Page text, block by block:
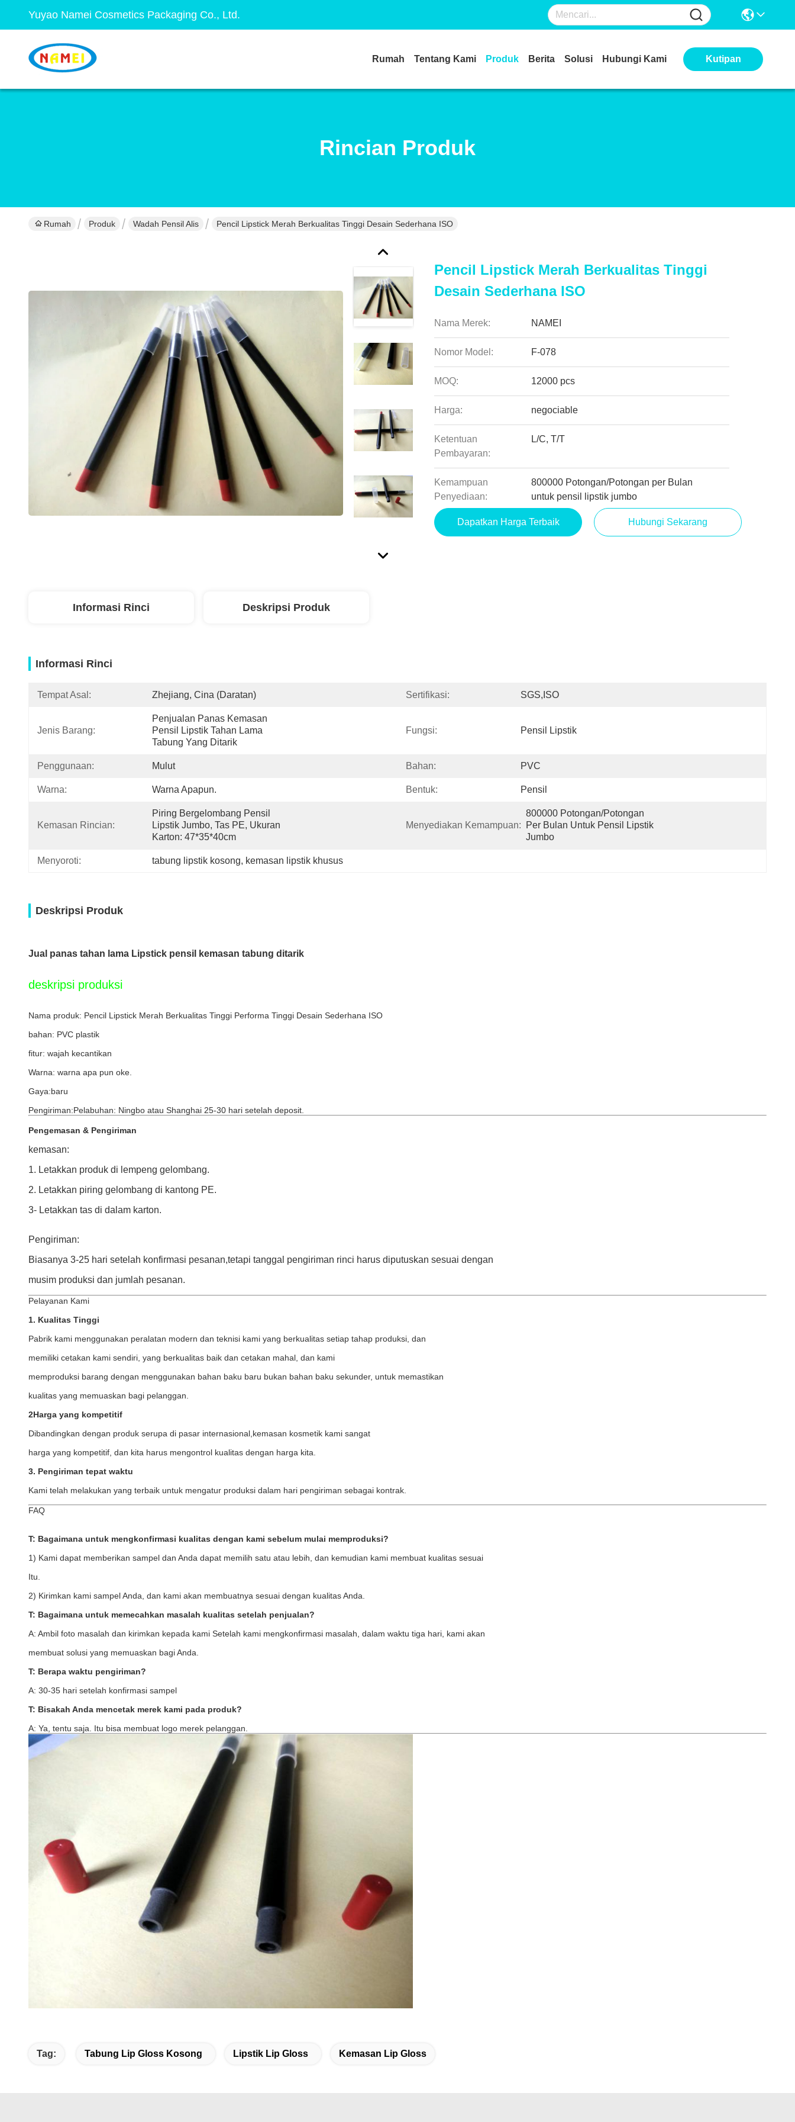
Yuyao Namei Cosmetics Packaging Co., Ltd.
Rumah Tentang Kami Produk Berita Solusi Hubungi Kami Kutipan
Rincian Produk
Rumah Produk Wadah Pensil Alis Pencil Lipstick Merah Berkualitas Tinggi Desain Sederhana ISO
Pencil Lipstick Merah Berkualitas Tinggi
Desain Sederhana ISO
Nama Merek: NAMEI
Nomor Model: F-078
MOQ: 12000 pcs
Harga: negociable
Ketentuan
Pembayaran:
L/C, T/T
Kemampuan
Penyediaan:
800000 Potongan/Potongan per Bulan
untuk pensil lipstik jumbo
Dapatkan Harga Terbaik Hubungi Sekarang
Informasi Rinci Deskripsi Produk
Informasi Rinci
Tempat Asal: Zhejiang, Cina (daratan) Sertifikasi: SGS,ISO
Jenis Barang:
Penjualan Panas Kemasan
Pensil Lipstik Tahan Lama
Tabung Yang Ditarik
Fungsi: Pensil Lipstik
Penggunaan: Mulut Bahan: PVC
Warna: Warna Apapun. Bentuk: Pensil
Kemasan Rincian:
Piring Bergelombang Pensil
Lipstik Jumbo, Tas PE, Ukuran
Karton: 47*35*40cm
Menyediakan Kemampuan:
800000 Potongan/Potongan
Per Bulan Untuk Pensil Lipstik
Jumbo
Menyoroti: tabung lipstik kosong, kemasan lipstik khusus
Deskripsi Produk
Jual panas tahan lama Lipstick pensil kemasan tabung ditarik
deskripsi produksi
Nama produk: Pencil Lipstick Merah Berkualitas Tinggi Performa Tinggi Desain Sederhana ISO
bahan: PVC plastik
fitur: wajah kecantikan
Warna: warna apa pun oke.
Gaya:baru
Pengiriman:Pelabuhan: Ningbo atau Shanghai 25-30 hari setelah deposit.
Pengemasan & Pengiriman
kemasan:
1. Letakkan produk di lempeng gelombang.
2. Letakkan piring gelombang di kantong PE.
3- Letakkan tas di dalam karton.
Pengiriman:
Biasanya 3-25 hari setelah konfirmasi pesanan,tetapi tanggal pengiriman rinci harus diputuskan sesuai dengan
musim produksi dan jumlah pesanan.
Pelayanan Kami
1. Kualitas Tinggi
Pabrik kami menggunakan peralatan modern dan teknisi kami yang berkualitas setiap tahap produksi, dan
memiliki cetakan kami sendiri, yang berkualitas baik dan cetakan mahal, dan kami
memproduksi barang dengan menggunakan bahan baku baru bukan bahan baku sekunder, untuk memastikan
kualitas yang memuaskan bagi pelanggan.
2Harga yang kompetitif
Dibandingkan dengan produk serupa di pasar internasional,kemasan kosmetik kami sangat
harga yang kompetitif, dan kita harus mengontrol kualitas dengan harga kita.
3. Pengiriman tepat waktu
Kami telah melakukan yang terbaik untuk mengatur produksi dalam hari pengiriman sebagai kontrak.
FAQ
T: Bagaimana untuk mengkonfirmasi kualitas dengan kami sebelum mulai memproduksi?
1) Kami dapat memberikan sampel dan Anda dapat memilih satu atau lebih, dan kemudian kami membuat kualitas sesuai
Itu.
2) Kirimkan kami sampel Anda, dan kami akan membuatnya sesuai dengan kualitas Anda.
T: Bagaimana untuk memecahkan masalah kualitas setelah penjualan?
A: Ambil foto masalah dan kirimkan kepada kami Setelah kami mengkonfirmasi masalah, dalam waktu tiga hari, kami akan
membuat solusi yang memuaskan bagi Anda.
T: Berapa waktu pengiriman?
A: 30-35 hari setelah konfirmasi sampel
T: Bisakah Anda mencetak merek kami pada produk?
A: Ya, tentu saja. Itu bisa membuat logo merek pelanggan.
Tag: Tabung Lip Gloss Kosong Lipstik Lip Gloss Kemasan Lip Gloss